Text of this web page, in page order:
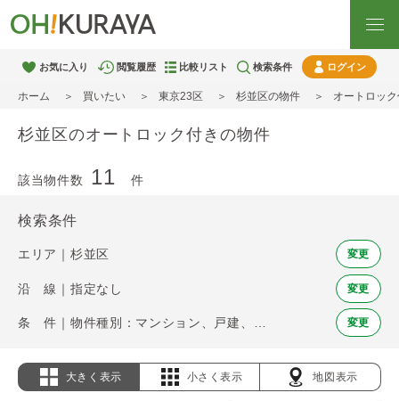
お気に入り 閲覧履歴 比較リスト 検索条件 ログイン
ホーム 買いたい 東京23区 杉並区の物件 オートロッ
杉並区のオートロック付きの物件
該当物件数 11 件
検索条件
エリア｜杉並区 変更
沿 線｜指定なし 変更
変更
大きく表示 小さく表示 地図表示